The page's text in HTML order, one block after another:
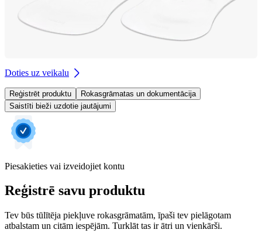
Doties uz veikalu
Reģistrēt produktu
Rokasgrāmatas un dokumentācija
Saistīti bieži uzdotie jautājumi
Piesakieties vai izveidojiet kontu
Reģistrē savu produktu
Tev būs tūlītēja piekļuve rokasgrāmatām, īpaši tev pielāgotam
atbalstam un citām iespējām. Turklāt tas ir ātri un vienkārši.